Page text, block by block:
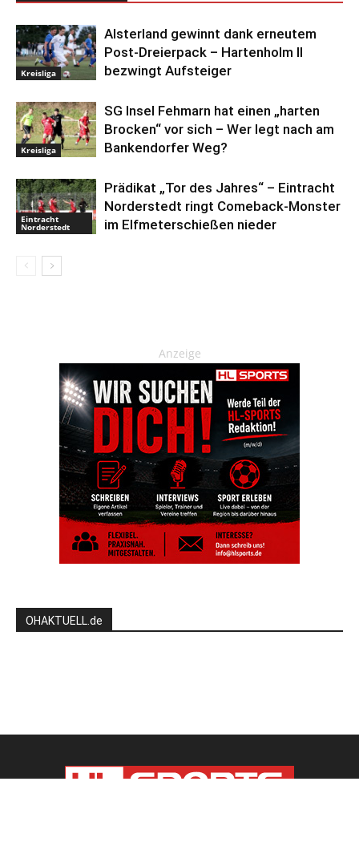
Kreisliga
Alsterland gewinnt dank erneutem
Post-Dreierpack – Hartenholm II
bezwingt Aufsteiger
Kreisliga
SG Insel Fehmarn hat einen „harten
Brocken“ vor sich – Wer legt nach am
Bankendorfer Weg?
Eintracht
Norderstedt
Prädikat „Tor des Jahres“ – Eintracht
Norderstedt ringt Comeback-Monster
im Elfmeterschießen nieder
Anzeige
OHAKTUELL.de